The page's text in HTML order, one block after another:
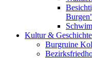
Kultur & Geschichte
Burgruine